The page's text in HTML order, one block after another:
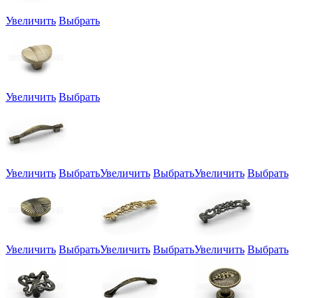
Увеличить Выбрать
Увеличить Выбрать
Увеличить ВыбратьУвеличить ВыбратьУвеличить Выбрать
Увеличить ВыбратьУвеличить ВыбратьУвеличить Выбрать